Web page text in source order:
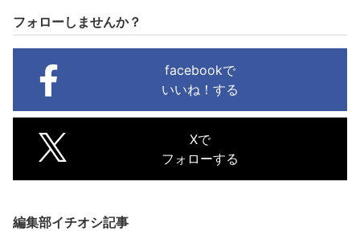
フォローしませんか？
facebookで
いいね！する
Xで
フォローする
編集部イチオシ記事